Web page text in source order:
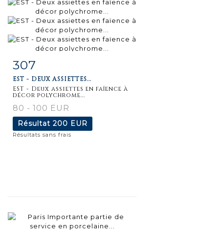
Fiche
détaillée
307
EST - DEUX ASSIETTES...
EST - Deux assiettes en faïence à
décor polychrome...
80 - 100 EUR
Résultat 200 EUR
Résultats sans frais